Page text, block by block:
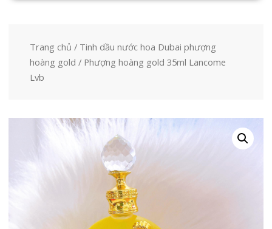
Trang chủ / Tinh dầu nước hoa Dubai phượng
hoàng gold / Phượng hoàng gold 35ml Lancome
Lvb